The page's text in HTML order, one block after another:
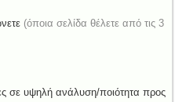
(όποια σελίδα θέλετε από τις 3
σε υψηλή ανάλυση/ποιότητα προς